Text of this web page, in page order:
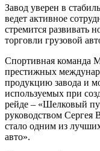
Завод уверен в
ведет активное
стремится развивать
торговли грузовой
Спортивная команда
престижных
продукцию завода и
используемых при
рейде – «Шелковый
руководством Сергея
стало одним из
авто».